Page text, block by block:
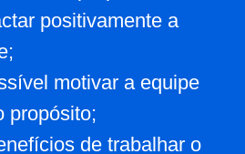
positivamente a
motivar a equipe
propósito;
de trabalhar o